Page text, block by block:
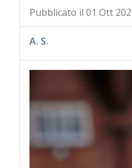
Pubblicato il 01 Ott
A. S.